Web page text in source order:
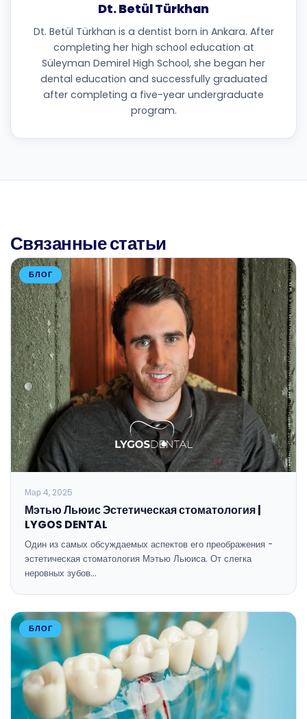
Dt. Betül Türkhan
Dt. Betül Türkhan is a dentist born in Ankara. After
completing her high school education at
Süleyman Demirel High School, she began her
dental education and successfully graduated
after completing a five-year undergraduate
program.
Связанные статьи
БЛОГ
Мар 4, 2025
Мэтью Льюис Эстетическая стоматология |
LYGOS DENTAL
Один из самых обсуждаемых аспектов его преображения -
эстетическая стоматология Мэтью Льюиса. От слегка
неровных зубов…
БЛОГ